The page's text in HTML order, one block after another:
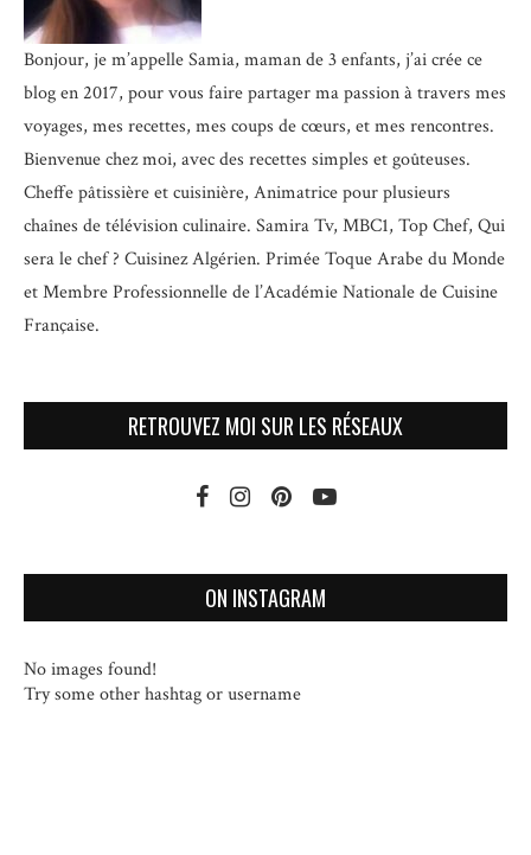
Bonjour, je m’appelle Samia, maman de 3 enfants, j’ai crée ce
blog en 2017, pour vous faire partager ma passion à travers mes
voyages, mes recettes, mes coups de cœurs, et mes rencontres.
Bienvenue chez moi, avec des recettes simples et goûteuses.
Cheffe pâtissière et cuisinière, Animatrice pour plusieurs
chaînes de télévision culinaire. Samira Tv, MBC1, Top Chef, Qui
sera le chef ? Cuisinez Algérien. Primée Toque Arabe du Monde
etMembre Professionnelle de l’Académie Nationale de Cuisine
Française.
RETROUVEZ MOI SUR LES RÉSEAUX
ON INSTAGRAM
No images found!
Try some other hashtag or username